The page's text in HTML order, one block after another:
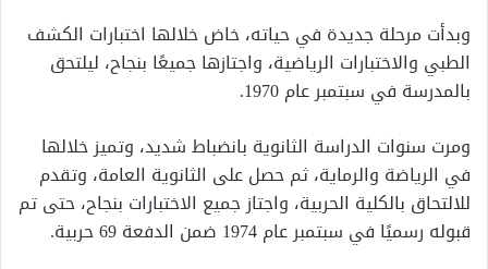
وبدأت مرحلة جديدة في حياته، خاض خلالها اختبارات الكشف
الطبي والاختبارات الرياضية، واجتازها جميعًا بنجاح، ليلتحق
بالمدرسة في سبتمبر عام 1970.
ومرت سنوات الدراسة الثانوية بانضباط شديد، وتميز خلالها
في الرياضة والرماية، ثم حصل على الثانوية العامة، وتقدم
للالتحاق بالكلية الحربية، واجتاز جميع الاختبارات بنجاح، حتى تم
قبوله رسميًا في سبتمبر عام 1974 ضمن الدفعة 69 حربية.